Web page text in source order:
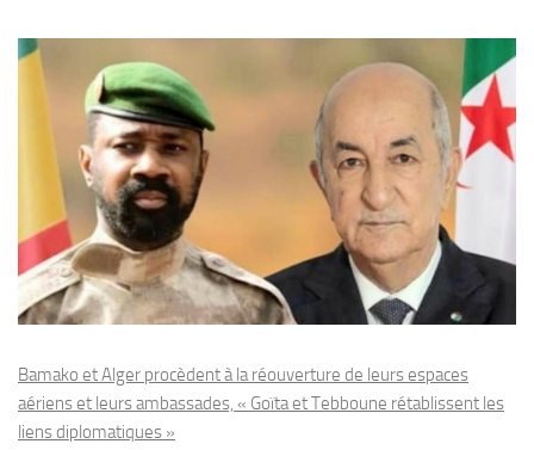
Bamako et Alger procèdent à la réouverture de leurs espaces
aériens et leurs ambassades, « Goïta et Tebboune rétablissent les
liens diplomatiques »